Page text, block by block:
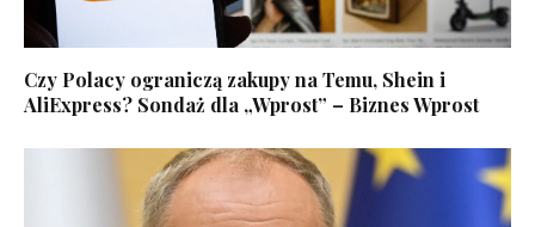
Czy Polacy ograniczą zakupy na Temu, Shein i
AliExpress? Sondaż dla „Wprost” – Biznes Wprost